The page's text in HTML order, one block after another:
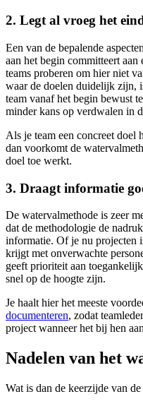
2. Legt al vroeg het
Een van de bepalende
aan het begin committeert
teams proberen om hier niet
waar de doelen duidelijk zijn,
team vanaf het begin bewust
minder kans op verdwalen in
Als je team een concreet doel
dan voorkomt de
doel toe werkt.
3. Draagt informatie
De watervalmethode is zeer
dat de methodologie de
informatie. Of je nu projecten
krijgt met onverwachte
geeft prioriteit aan
snel op de hoogte zijn.
Je haalt hier het meeste
documenteren, zodat
project wanneer het bij hen
Nadelen van het
Wat is dan de keerzijde van